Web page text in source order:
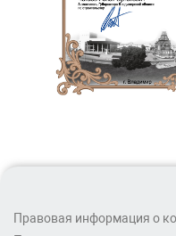
Правовая информация о